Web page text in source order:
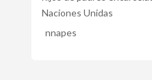
Naciones Unidas
nnapes